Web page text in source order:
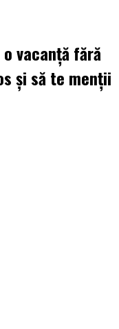
vacanță fără
și să te menții